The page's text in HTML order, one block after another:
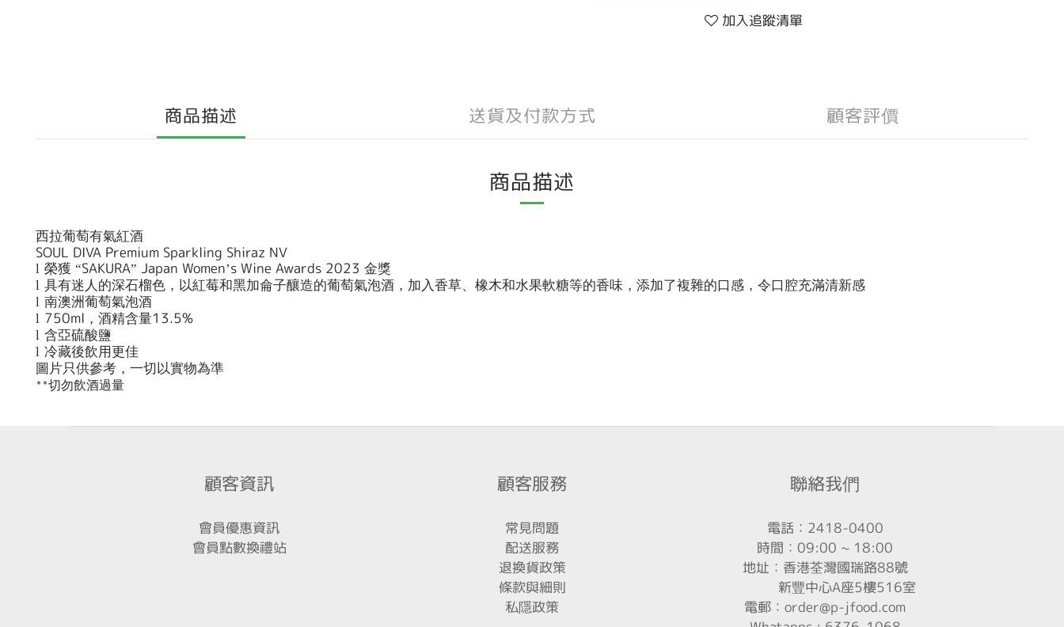
加入追蹤清單
商品描述 送貨及付款方式 顧客評價
商品描述
西拉葡萄有氣紅酒
SOUL DIVA Premium Sparkling Shiraz NV
l 榮獲 “SAKURA” Japan Women’s Wine Awards 2023 金獎
l 具有迷人的深石榴色，以紅莓和黑加侖子釀造的葡萄氣泡酒，加入香草、橡木和水果軟糖等的香味，添加了複雜的口感，令口腔充滿清新感
l 南澳洲葡萄氣泡酒
l 750ml ，酒精含量13.5%
l 含亞硫酸鹽
l 冷藏後飲用更佳
圖片只供參考，一切以實物為準
**切勿飲酒過量
顧客資訊
會員優惠資訊
會員點數換禮站
顧客服務
常見問題
配送服務
退換貨政策
條款與細則
私隱政策
聯絡我們
電話：2418-0400
時間：09:00 ~ 18:00
地址：香港荃灣國瑞路88號
新豐中心A座5樓516室
電郵：order@p-jfood.com